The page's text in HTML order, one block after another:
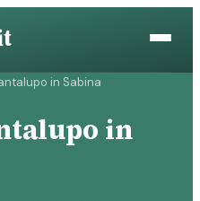
in Sabina
in